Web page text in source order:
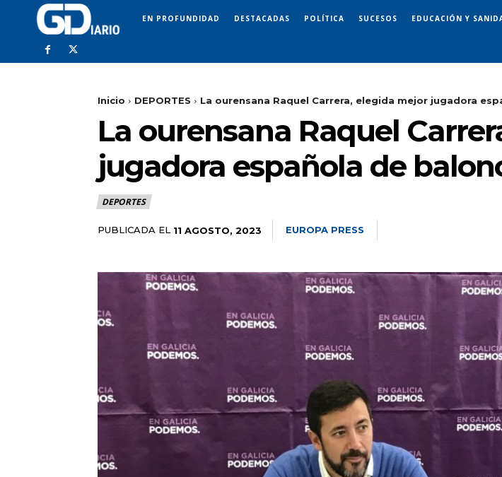
EN PROFUNDIDAD DESTACADAS POLÍTICA SUCESOS EDUCACIÓN Y
Inicio DEPORTES La ourensana Raquel Carrera, elegida mejor jugadora
La ourensana Raquel
jugadora española de
DEPORTES
PUBLICADA EL 11 AGOSTO, 2023 EUROPA PRESS